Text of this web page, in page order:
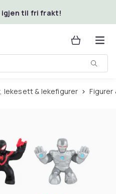
igjen til fri frakt!
lekesett & lekefigurer